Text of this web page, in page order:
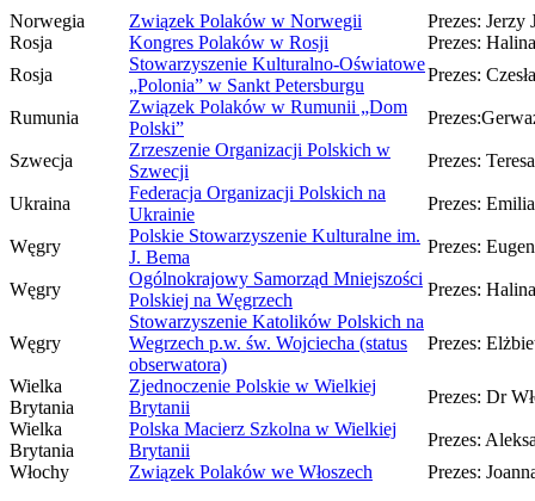
Norwegia
Związek Polaków w Norwegii
Prezes: Jerzy
Rosja
Kongres Polaków w Rosji
Prezes:
Rosja
Stowarzyszenie Kulturalno-Oświatowe
„Polonia” w Sankt Petersburgu
Prezes:
Rumunia
Związek Polaków w Rumunii „Dom
Polski”
Szwecja
Zrzeszenie Organizacji Polskich w
Szwecji
Prezes:
Ukraina
Federacja Organizacji Polskich na
Ukrainie
Prezes:
Węgry
Polskie Stowarzyszenie Kulturalne im.
J. Bema
Prezes:
Węgry
Ogólnokrajowy Samorząd Mniejszości
Polskiej na Węgrzech
Prezes:
Węgry
Stowarzyszenie Katolików Polskich na
Wegrzech p.w. św. Wojciecha (status
obserwatora)
Prezes:
Wielka
Brytania
Zjednoczenie Polskie w Wielkiej
Brytanii
Prezes: Dr
Wielka
Brytania
Polska Macierz Szkolna w Wielkiej
Brytanii
Prezes:
Włochy
Związek Polaków we Włoszech Prezes: